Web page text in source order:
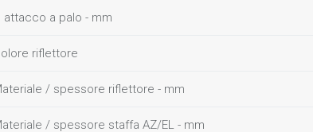
attacco a palo - mm
riflettore
/ spessore riflettore - mm
/ spessore staffa AZ/EL - mm